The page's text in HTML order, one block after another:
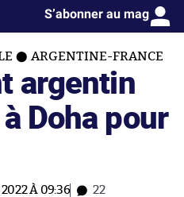
S’abonner au mag
ARGENTINE-FRANCE
argentin
Doha pour
À 09:36 22